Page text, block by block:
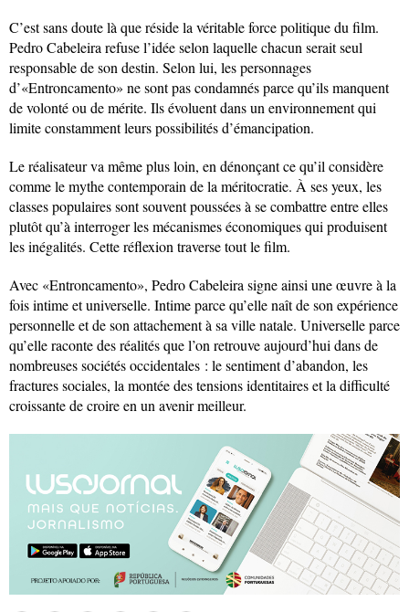
C’est sans doute là que réside la véritable force politique du film.
Pedro Cabeleira refuse l’idée selon laquelle chacun serait seul
responsable de son destin. Selon lui, les personnages
d’«Entroncamento» ne sont pas condamnés parce qu’ils manquent
de volonté ou de mérite. Ils évoluent dans un environnement qui
limite constamment leurs possibilités d’émancipation.
Le réalisateur va même plus loin, en dénonçant ce qu’il considère
comme le mythe contemporain de la méritocratie. À ses yeux, les
classes populaires sont souvent poussées à se combattre entre elles
plutôt qu’à interroger les mécanismes économiques qui produisent
les inégalités. Cette réflexion traverse tout le film.
Avec «Entroncamento», Pedro Cabeleira signe ainsi une œuvre à la
fois intime et universelle. Intime parce qu’elle naît de son expérience
personnelle et de son attachement à sa ville natale. Universelle parce
qu’elle raconte des réalités que l’on retrouve aujourd’hui dans de
nombreuses sociétés occidentales : le sentiment d’abandon, les
fractures sociales, la montée des tensions identitaires et la difficulté
croissante de croire en un avenir meilleur.